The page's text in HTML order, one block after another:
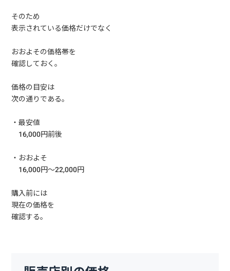
そのため
表示されている価格だけでなく
おおよその価格帯を
確認しておく。
価格の目安は
次の通りである。
・最安値
16,000円前後
・おおよそ
16,000円〜22,000円
購入前には
現在の価格を
確認する。